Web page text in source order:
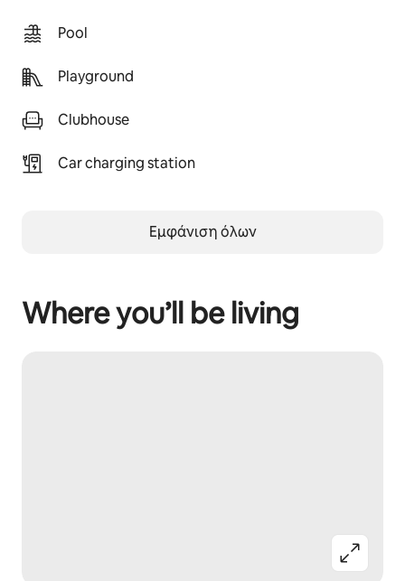
Pool
Playground
Clubhouse
Car charging station
Εμφάνιση όλων
Where you’ll be living